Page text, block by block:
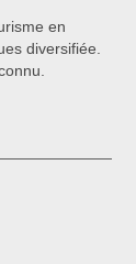
en
diversifiée.